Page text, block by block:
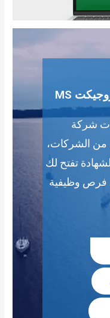
شهادة ميكروسوفت بروجيكت MS
شركة
من الشركات،
تفتح لك
فرص وظيفية